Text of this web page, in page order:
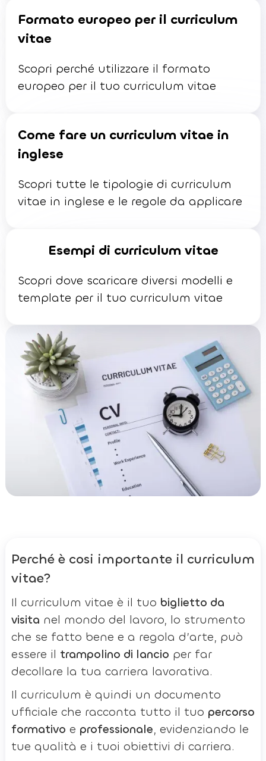
Formato europeo per il curriculum
vitae
Scopri perché utilizzare il formato
europeo per il tuo curriculum vitae
Come fare un curriculum vitae in
inglese
Scopri tutte le tipologie di curriculum
vitae in inglese e le regole da applicare
Esempi di curriculum vitae
Scopri dove scaricare diversi modelli e
template per il tuo curriculum vitae
Perché è cosi importante il curriculum
vitae?
Il curriculum vitae è il tuo biglietto da
visita nel mondo del lavoro, lo strumento
che se fatto bene e a regola d’arte, può
essere il trampolino di lancio per far
decollare la tua carriera lavorativa.
Il curriculum è quindi un documento
ufficiale che racconta tutto il tuo percorso
formativo e professionale, evidenziando le
tue qualità e i tuoi obiettivi di carriera.